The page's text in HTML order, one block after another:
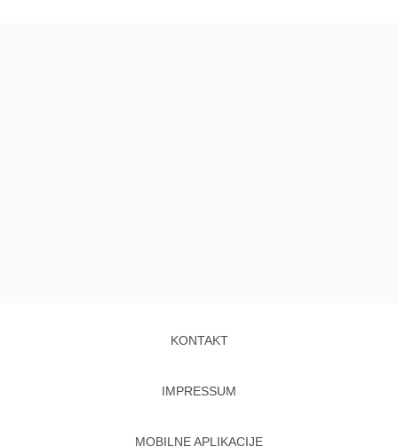
KONTAKT
IMPRESSUM
MOBILNE APLIKACIJE